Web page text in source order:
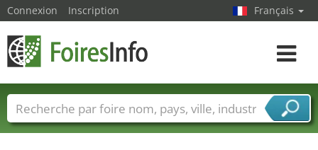
Connexion Inscription Français
Toggle
Foire noms Pays Villes
Secteurs de foire